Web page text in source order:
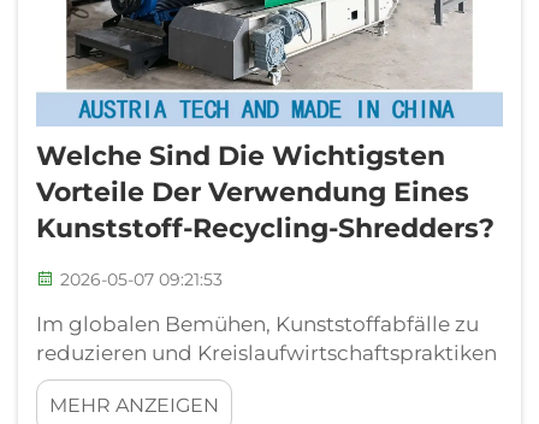
Welche Sind Die Wichtigsten
Vorteile Der Verwendung Eines
Kunststoff-Recycling-Shredders?
2026-05-07 09:21:53
Im globalen Bemühen, Kunststoffabfälle zu
reduzieren und Kreislaufwirtschaftspraktiken
zu fördern, stehen industrielle Kunststoff-
Recycling-Anlagen vor einer zentralen
MEHR ANZEIGEN